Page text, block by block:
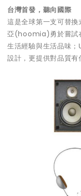
台灣首發，聽向國際
這是全球第一支可替
亞(hoomia)勇於嘗試
生活經驗與生活品味
設計，更提供對品質有